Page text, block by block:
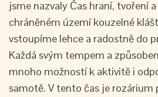
jsme nazvaly Čas hraní, tvoření
chráněném území kouzelné
vstoupíme lehce a radostně do
Každá svým tempem a
mnoho možností k aktivitě i
samotě. V tento čas je rozárium